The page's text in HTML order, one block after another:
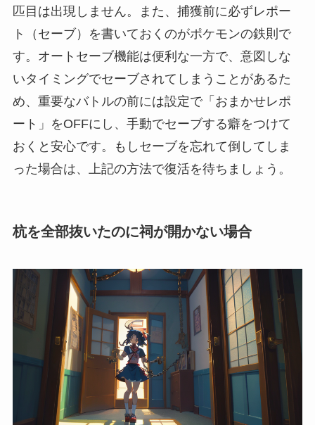
匹目は出現しません。また、捕獲前に必ずレポー
ト（セーブ）を書いておくのがポケモンの鉄則で
す。オートセーブ機能は便利な一方で、意図しな
いタイミングでセーブされてしまうことがあるた
め、重要なバトルの前には設定で「おまかせレポ
ート」をOFFにし、手動でセーブする癖をつけて
おくと安心です。もしセーブを忘れて倒してしま
った場合は、上記の方法で復活を待ちましょう。
杭を全部抜いたのに祠が開かない場合